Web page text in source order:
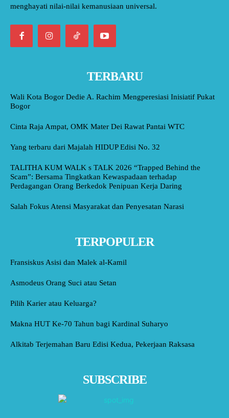
menghayati nilai-nilai kemanusiaan universal.
TERBARU
Wali Kota Bogor Dedie A. Rachim Mengperesiasi Inisiatif Pukat
Bogor
Cinta Raja Ampat, OMK Mater Dei Rawat Pantai WTC
Yang terbaru dari Majalah HIDUP Edisi No. 32
TALITHA KUM WALK s TALK 2026 “Trapped Behind the
Scam”: Bersama Tingkatkan Kewaspadaan terhadap
Perdagangan Orang Berkedok Penipuan Kerja Daring
Salah Fokus Atensi Masyarakat dan Penyesatan Narasi
TERPOPULER
Fransiskus Asisi dan Malek al-Kamil
Asmodeus Orang Suci atau Setan
Pilih Karier atau Keluarga?
Makna HUT Ke-70 Tahun bagi Kardinal Suharyo
Alkitab Terjemahan Baru Edisi Kedua, Pekerjaan Raksasa
SUBSCRIBE